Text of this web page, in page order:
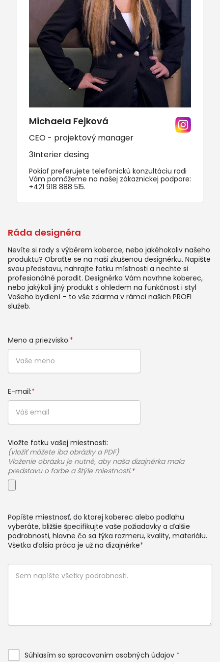
Ráda designéra
Nevíte si rady s výběrem koberce, nebo jakéhokoliv našeho
produktu? Obraťte se na naši zkušenou designérku. Napište
svou představu, nahrajte fotku místnosti a nechte si
profesionálně poradit. Designérka Vám navrhne koberec,
nebo jakýkoli jiný produkt s ohledem na funkčnost i styl
Vašeho bydlení – to vše zdarma v rámci našich PROFI
služeb.
Meno a priezvisko:*
E-mail:*
Vložte fotku vašej miestnosti:
(vložiť môžete iba obrázky a PDF)
Vloženie obrázku je nutné, aby naša dizajnérka mala
predstavu o farbe a štýle miestnosti.*
Popíšte miestnosť, do ktorej koberec alebo podlahu
vyberáte, bližšie špecifikujte vaše požiadavky a ďalšie
podrobnosti, hlavne čo sa týka rozmeru, kvality, materiálu.
Všetka ďalšia práca je už na dizajnérke*
Súhlasím so spracovaním osobných údajov *
Michaela Fejková
CEO - projektový manager
3Interier desing
Pokiaľ preferujete telefonickú konzultáciu radi
Vám pomôžeme na našej zákaznickej podpore:
+421 918 888 515.